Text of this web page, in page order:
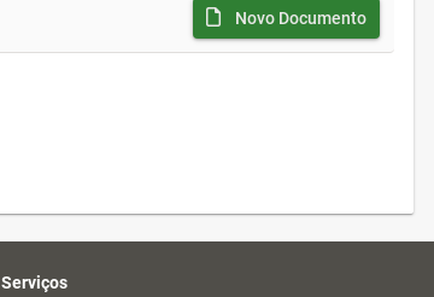
Novo Documento
Serviços